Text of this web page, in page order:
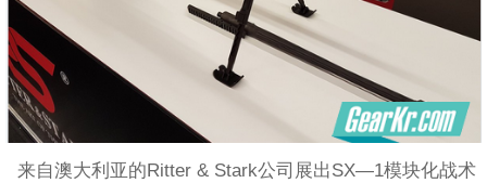
来自澳大利亚的Ritter & Stark公司展出SX—1模块化战术